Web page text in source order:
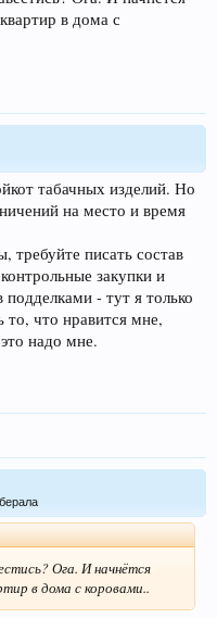
квартир в дома с
табачных изделий. Но
на место и время
требуйте писать состав
закупки и
- тут я только
что нравится мне,
надо мне.
Ога. И начнётся
в дома с коровами..